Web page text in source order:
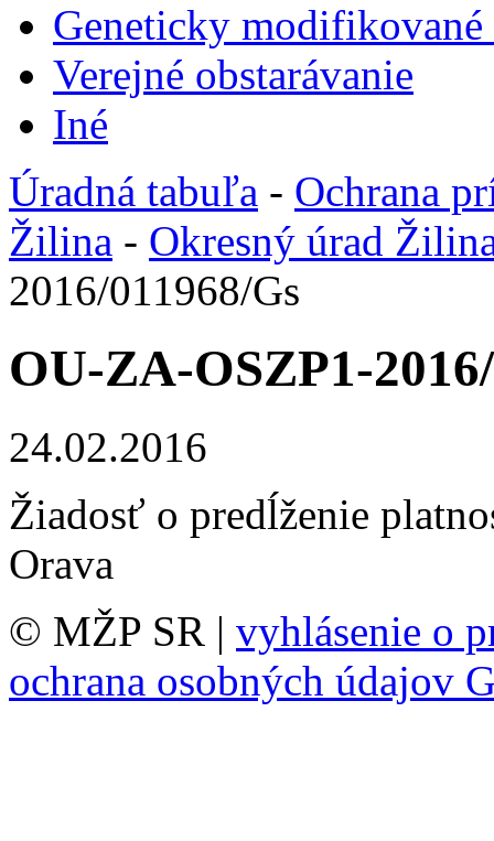
Geneticky
Verejné obstarávanie
Iné
Úradná tabuľa - Ochrana
Žilina - Okresný úrad
2016/011968/Gs
OU-ZA-OSZP1-
24.02.2016
Žiadosť o predĺženie
Orava
© MŽP SR | vyhlásenie o
ochrana osobných údajov